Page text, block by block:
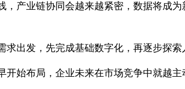
产业链协同会越来越紧密，数据将成
出发，先完成基础数字化，再逐步探索
始布局，企业未来在市场竞争中就越